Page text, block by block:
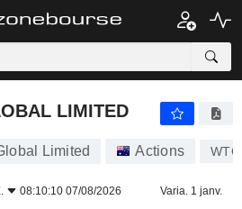
LIMITED 40,98
LIMITED
Limited Actions WTC
08:10:10 07/08/2026 Varia. 1 janv.